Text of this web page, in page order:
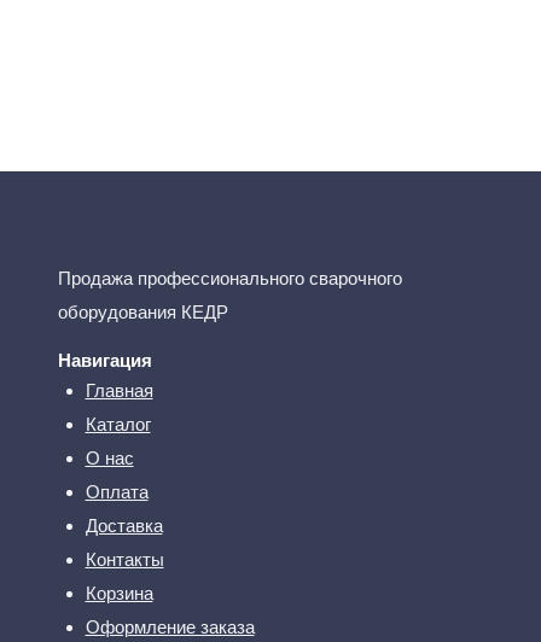
Продажа профессионального сварочного
оборудования КЕДР
Навигация
Главная
Каталог
О нас
Оплата
Доставка
Контакты
Корзина
Оформление заказа